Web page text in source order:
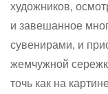
художников,
и завешанное
сувенирами, и
жемчужной
точь как на